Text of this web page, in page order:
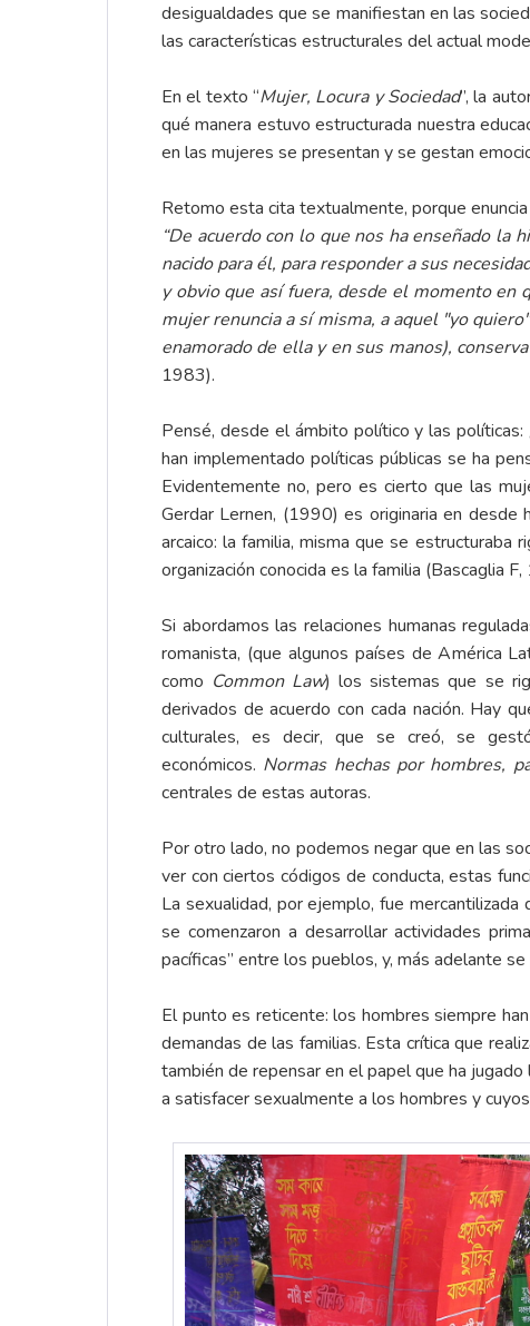
desigualdades que se manifiestan en las
las características estructurales del actual
En el texto “Mujer, Locura y Sociedad”, la
qué manera estuvo estructurada nuestra
en las mujeres se presentan y se gestan
Retomo esta cita textualmente, porque
“De acuerdo con lo que nos ha enseñado
nacido para él, para responder a sus
y obvio que así fuera, desde el momento
mujer renuncia a sí misma, a aquel "yo
enamorado de ella y en sus manos),
1983).
Pensé, desde el ámbito político y las
han implementado políticas públicas se ha
Evidentemente no, pero es cierto que las
Gerdar Lernen, (1990) es originaria en
arcaico: la familia, misma que se estructuraba
organización conocida es la familia (Bascaglia
Si abordamos las relaciones humanas
romanista, (que algunos países de América
como Common Law) los sistemas que se
derivados de acuerdo con cada nación. Hay
culturales, es decir, que se creó, se
económicos. Normas hechas por hombres,
centrales de estas autoras.
Por otro lado, no podemos negar que en las
ver con ciertos códigos de conducta, estas
La sexualidad, por ejemplo, fue
se comenzaron a desarrollar actividades
pacíficas” entre los pueblos, y, más adelante
El punto es reticente: los hombres siempre
demandas de las familias. Esta crítica que
también de repensar en el papel que ha
a satisfacer sexualmente a los hombres y